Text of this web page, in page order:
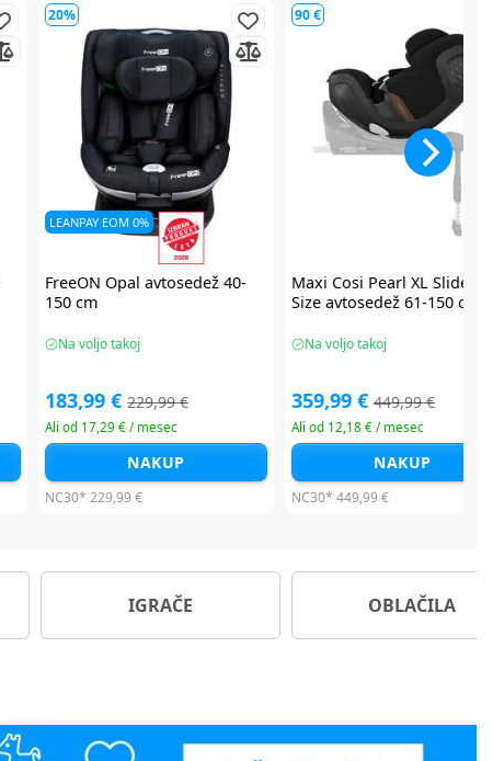
60 €
Chicco EVERONE avtosedež
40-150 cm
Na voljo takoj
239,99 € 299,99 €
Ali od 11,72 € / mesec
NAKUP
NC30* 299,99 €
78 €
Britax Römer Baby Safe
Size Style avtosedež 40-87
Na voljo takoj
232,49 € 309,99 €
Ali od 11,38 € / mesec
NAKUP
NC30* 309,99 €
IGRAČE OBLAČILA